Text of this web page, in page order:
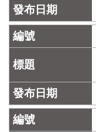
北
市
鄰
長
冊